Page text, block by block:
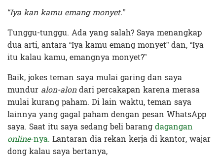
“Iya kan kamu emang monyet.”
Tunggu-tunggu. Ada yang salah? Saya menangkap
dua arti, antara “Iya kamu emang monyet” dan, “Iya
itu kalau kamu, emangnya monyet?”
Baik, jokes teman saya mulai garing dan saya
mundur alon-alondari percakapan karena merasa
mulai kurang paham. Di lain waktu, teman saya
lainnya yang gagal paham dengan pesan WhatsApp
saya. Saat itu saya sedang beli barangdagangan
online-nya. Lantaran dia rekan kerja di kantor, wajar
dong kalau saya bertanya,